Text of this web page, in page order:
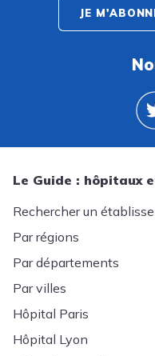
JE
Le Guide : hôpitaux
Rechercher un
Par régions
Par départements
Par villes
Hôpital Paris
Hôpital Lyon